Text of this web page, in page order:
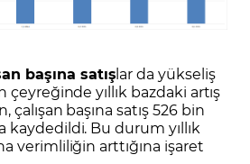
başına satışlar da yükseliş
çeyreğinde yıllık bazdaki artış
çalışan başına satış 526 bin
kaydedildi. Bu durum yıllık
verimliliğin arttığına işaret